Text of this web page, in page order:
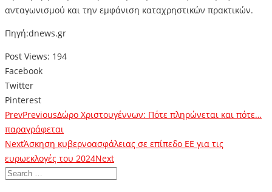
ανταγωνισμού και την εμφάνιση καταχρηστικών πρακτικών.
Πηγή:dnews.gr
Post Views: 194
Facebook
Twitter
Pinterest
PrevPreviousΔώρο Χριστουγέννων: Πότε πληρώνεται και πότε…
παραγράφεται
NextΆσκηση κυβερνοασφάλειας σε επίπεδο ΕΕ για τις
ευρωεκλογές του 2024Next